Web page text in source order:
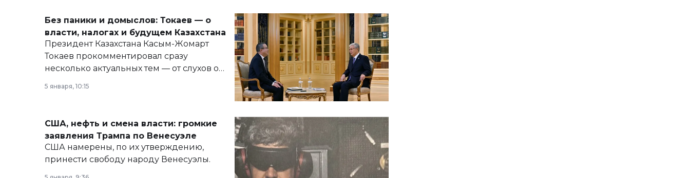
Без паники и домыслов: Токаев — о
власти, налогах и будущем Казахстана
Президент Казахстана Касым-Жомарт
Токаев прокомментировал сразу
несколько актуальных тем — от слухов о
армии, экономики и личного здоровья.
5 января, 10:15
США, нефть и смена власти: громкие
заявления Трампа по Венесуэле
США намерены, по их утверждению,
принести свободу народу Венесуэлы.